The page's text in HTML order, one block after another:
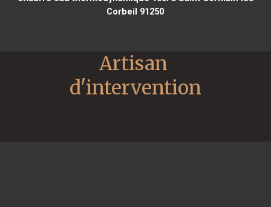
Corbeil 91250
Artisan
d'intervention